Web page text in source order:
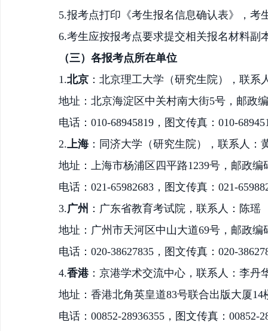
5.报考点打印《考生报名信息确认表》，考
6.考生应按报考点要求提交相关报名材料副
（三）各报考点所在单位
1.北京 ：北京理工大学（研究生院），联系
地址：北京海淀区中关村南大街5号，邮政
电话： 010-68945819，图文传真：010-
2.上海 ：同济大学（研究生院），联系人：
地址：上海市杨浦区四平路1239号，邮政编
电话： 021-65982683，图文传真：021-
3.广州 ：广东省教育考试院，联系人：陈瑶
地址：广州市天河区中山大道69号，邮政编
电话： 020-38627835，图文传真：020-
4.香港：京港学术交流中心，联系人：李丹
地址：香港北角英皇道83号联合出版大厦14
电话： 00852-28936355，图文传真：00852-